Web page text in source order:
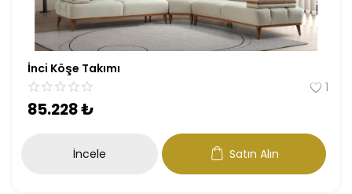
İnci Köşe Takımı
1
85.228₺
İncele Satın Alın